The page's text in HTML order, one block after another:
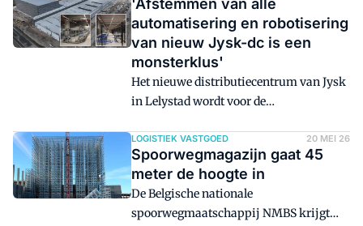
nadat bekend werd dat ze betrokken
waren bij jarenlange cocaïnehandel. Met
de opbrengst kunnen de vorderingen van
de bank en andere schuldeisers volledig
worden betaald.
'Afstemmen van alle
automatisering en robotisering
van nieuw Jysk-dc is een
monsterklus'
Het nieuwe distributiecentrum van Jysk
in Lelystad wordt voor de
de buitenkant lijkt de bouw van het
147.000 m2 grote mega-dc bijna klaar,
maar binnen wordt nog hard gewerkt
aan de inrichting. 'Het afstemmen van
alle automatisering en robotisering is
LOGISTIEK VASTGOED 20 MEI 26
Spoorwegmagazijn gaat 45
meter de hoogte in
De Belgische nationale
spoorwegmaatschappij NMBS krijgt